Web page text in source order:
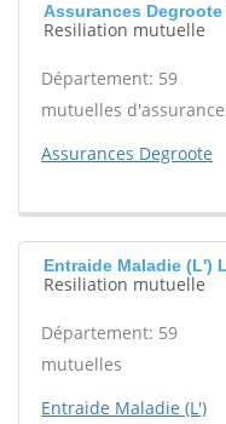
Assurances Degroote
Resiliation mutuelle
Département: 59
mutuelles
Assurances Degroote
Entraide Maladie (L')
Resiliation mutuelle
Département: 59
mutuelles
Entraide Maladie (L')